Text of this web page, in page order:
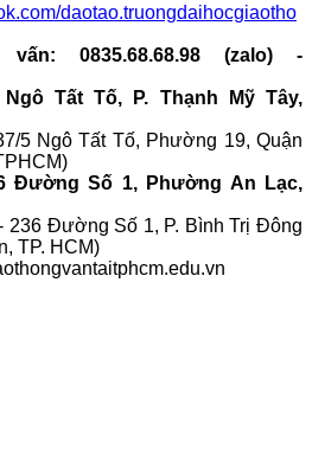
daotao.truongdaihocgiaotho
0835.68.68.98 (zalo) -
Tất Tố, P. Thạnh Mỹ Tây,
5 Ngô Tất Tố, Phường 19, Quận
Đường Số 1, Phường An Lạc,
236 Đường Số 1, P. Bình Trị Đông
TP. HCM)